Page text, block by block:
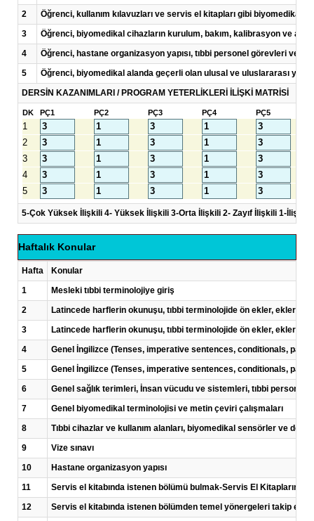
2
Öğrenci, kullanım kılavuzları ve servis el kitapları gibi
3
Öğrenci, biyomedikal cihazların kurulum, bakım, kalibrasyon ve
4
Öğrenci, hastane organizasyon yapısı, tıbbi personel görevleri ve
5
Öğrenci, biyomedikal alanda geçerli olan ulusal ve uluslararası
DERSİN KAZANIMLARI / PROGRAM YETERLİKLERİ İLİŞKİ MATRİSİ
DK PÇ1 PÇ2 PÇ3 PÇ4 PÇ5
1
2
3
4
5
5-Çok Yüksek İlişkili 4- Yüksek İlişkili 3-Orta İlişkili 2- Zayıf İlişkili 1-
Haftalık Konular
Hafta
Konular
1
Mesleki tıbbi terminolojiye giriş
2
Latincede harflerin okunuşu, tıbbi terminolojide ön ekler, ekler ve
3
Latincede harflerin okunuşu, tıbbi terminolojide ön ekler, ekler ve
4
Genel İngilizce (Tenses, imperative sentences, conditionals,
5
Genel İngilizce (Tenses, imperative sentences, conditionals,
6
Genel sağlık terimleri, İnsan vücudu ve sistemleri, tıbbi personel
7
Genel biyomedikal terminolojisi ve metin çeviri çalışmaları
8
Tıbbi cihazlar ve kullanım alanları, biyomedikal sensörler ve
9
Vize sınavı
10
Hastane organizasyon yapısı
11
Servis el kitabında istenen bölümü bulmak-Servis El
12
Servis el kitabında istenen bölümden temel yönergeleri takip